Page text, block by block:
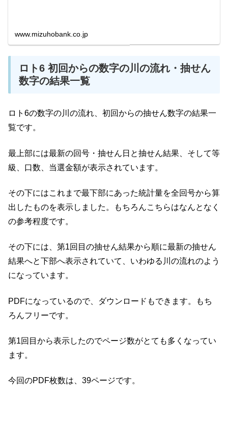
www.mizuhobank.co.jp
ロト6 初回からの数字の川の流れ・抽せん
数字の結果一覧
ロト6の数字の川の流れ、初回からの抽せん数字の結果一
覧です。
最上部には最新の回号・抽せん日と抽せん結果、そして等
級、口数、当選金額が表示されています。
その下にはこれまで最下部にあった統計量を全回号から算
出したものを表示しました。もちろんこちらはなんとなく
の参考程度です。
その下には、第1回目の抽せん結果から順に最新の抽せん
結果へと下部へ表示されていて、いわゆる川の流れのよう
になっています。
PDFになっているので、ダウンロードもできます。もち
ろんフリーです。
第1回目から表示したのでページ数がとても多くなってい
ます。
今回のPDF枚数は、39ページです。